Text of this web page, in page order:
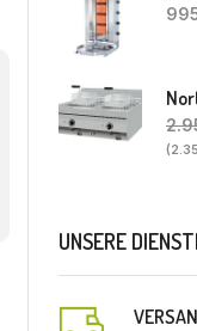
(
UNSERE